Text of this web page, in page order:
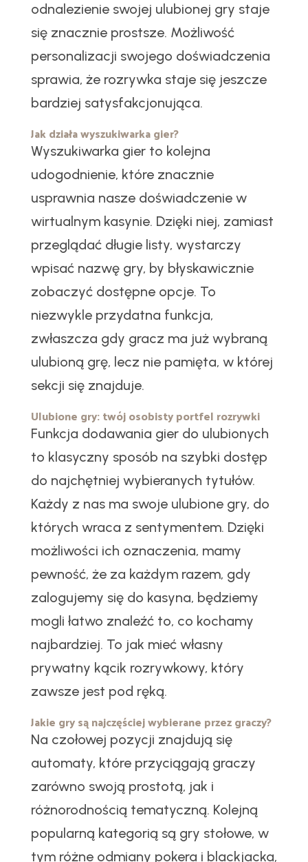
odnalezienie swojej ulubionej gry staje
się znacznie prostsze. Możliwość
personalizacji swojego doświadczenia
sprawia, że rozrywka staje się jeszcze
bardziej satysfakcjonująca.
Jak działa wyszukiwarka gier?
Wyszukiwarka gier to kolejna
udogodnienie, które znacznie
usprawnia nasze doświadczenie w
wirtualnym kasynie. Dzięki niej, zamiast
przeglądać długie listy, wystarczy
wpisać nazwę gry, by błyskawicznie
zobaczyć dostępne opcje. To
niezwykle przydatna funkcja,
zwłaszcza gdy gracz ma już wybraną
ulubioną grę, lecz nie pamięta, w której
sekcji się znajduje.
Ulubione gry: twój osobisty portfel rozrywki
Funkcja dodawania gier do ulubionych
to klasyczny sposób na szybki dostęp
do najchętniej wybieranych tytułów.
Każdy z nas ma swoje ulubione gry, do
których wraca z sentymentem. Dzięki
możliwości ich oznaczenia, mamy
pewność, że za każdym razem, gdy
zalogujemy się do kasyna, będziemy
mogli łatwo znaleźć to, co kochamy
najbardziej. To jak mieć własny
prywatny kącik rozrywkowy, który
zawsze jest pod ręką.
Jakie gry są najczęściej wybierane przez graczy?
Na czołowej pozycji znajdują się
automaty, które przyciągają graczy
zarówno swoją prostotą, jak i
różnorodnością tematyczną. Kolejną
popularną kategorią są gry stołowe, w
tym różne odmiany pokera i blackjacka,